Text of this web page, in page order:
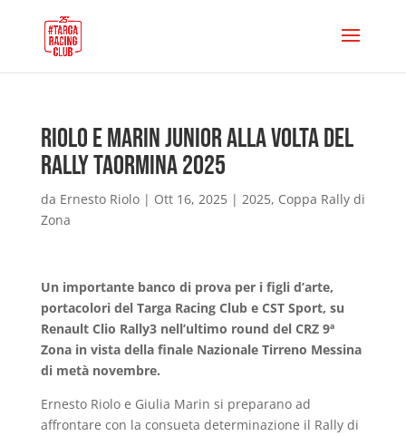
Riolo e Marin Junior alla volta del
Rally Taormina 2025
da Ernesto Riolo| Ott 16, 2025| 2025, Coppa Rally di
Zona
Un importante banco di prova per i figli d’arte,
portacolori del Targa Racing Club e CST Sport, su
Renault Clio Rally3 nell’ultimo round del CRZ 9ª
Zona in vista della finale Nazionale Tirreno Messina
di metà novembre.
Ernesto Riolo e Giulia Marin si preparano ad
affrontare con la consueta determinazione il Rally di